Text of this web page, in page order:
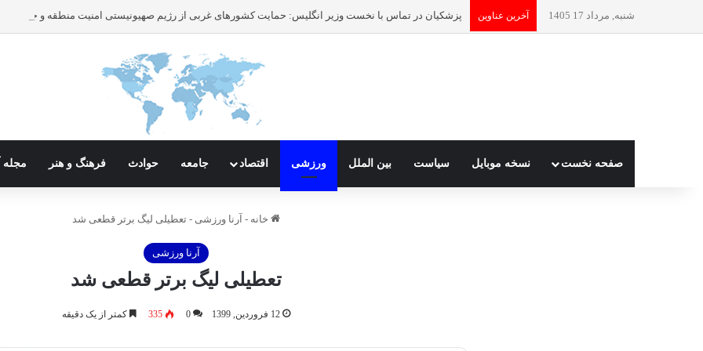
شنبه, مرداد 17 1405 آخرین عناوین
صفحه نخست نسخه موبایل سیاست بین الملل ورزشی اقتصاد جامعه حوادث فرهنگ و هنر مجله
خانه - آرنا ورزشی - تعطیلی لیگ برتر قطعی شد
آرنا ورزشی
تعطیلی لیگ برتر قطعی شد
12 فروردین, 1399 0
335 کمتر از یک دقیقه